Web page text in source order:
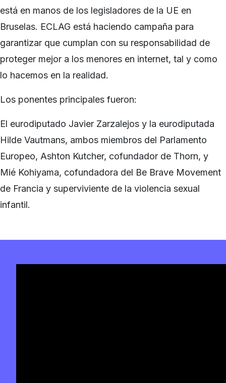
está en manos de los legisladores de la UE en
Bruselas. ECLAG está haciendo campaña para
garantizar que cumplan con su responsabilidad de
proteger mejor a los menores en internet, tal y como
lo hacemos en la realidad.
Los ponentes principales fueron:
El eurodiputado Javier Zarzalejos y la eurodiputada
Hilde Vautmans, ambos miembros del Parlamento
Europeo, Ashton Kutcher, cofundador de Thorn, y
Mié Kohiyama, cofundadora del Be Brave Movement
de Francia y superviviente de la violencia sexual
infantil.